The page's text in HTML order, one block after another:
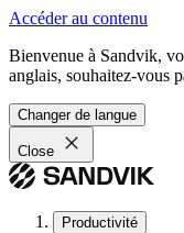
Accéder au contenu
Bienvenue à Sandvik,
anglais, souhaitez-vous
Changer de langue
Close
Productivité